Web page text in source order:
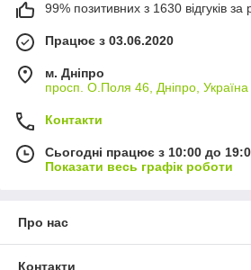
99% позитивних з 1630 відгуків за
Працює з 03.06.2020
м. Дніпро
просп. О.Поля 46, Дніпро, Україна
Контакти
Сьогодні працює з 10:00 до
Показати весь графік роботи
Про нас
Контакти